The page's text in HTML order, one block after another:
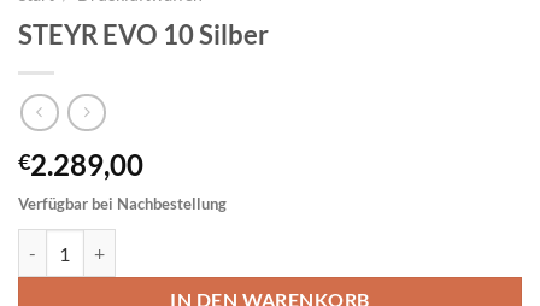
STEYR EVO 10 Silber
€2.289,00
Verfügbar bei Nachbestellung
IN DEN WARENKORB